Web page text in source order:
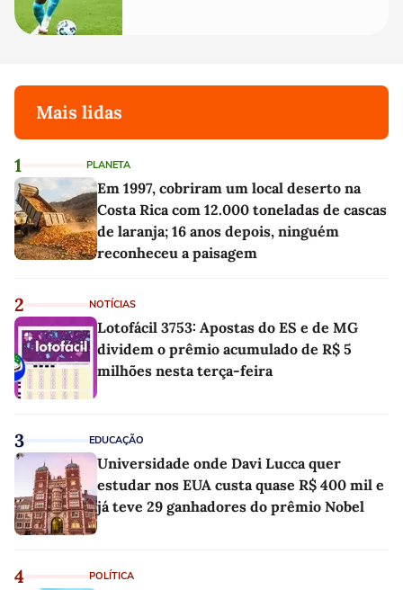
Mais lidas
1 PLANETA
Em 1997, cobriram um local deserto na
Costa Rica com 12.000 toneladas de cascas
de laranja; 16 anos depois, ninguém
reconheceu a paisagem
2 NOTÍCIAS
Lotofácil 3753: Apostas do ES e de MG
dividem o prêmio acumulado de R$ 5
milhões nesta terça-feira
3 EDUCAÇÃO
Universidade onde Davi Lucca quer
estudar nos EUA custa quase R$ 400 mil e
já teve 29 ganhadores do prêmio Nobel
4 POLÍTICA